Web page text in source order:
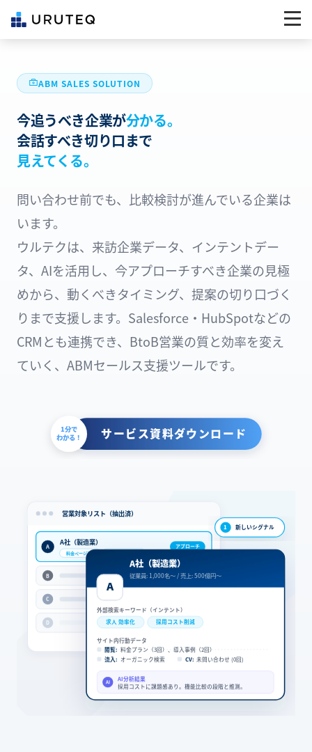
ABM SALES SOLUTION
今追うべき企業が分かる。
会話すべき切り口まで
見えてくる。
問い合わせ前でも、比較検討が進んでいる企業は
います。
ウルテクは、来訪企業データ、インテントデー
タ、AIを活用し、今アプローチすべき企業の見極
めから、動くべきタイミング、提案の切り口づく
りまで支援します。Salesforce・HubSpotなどの
CRMとも連携でき、BtoB営業の質と効率を変え
ていく、ABMセールス支援ツールです。
サービス資料ダウンロード
1分で
わかる！
営業対象リスト（抽出済）
A A社（製造業）
料金ページ3回
アプローチ
B
C
D
A
A社（製造業）
従業員: 1,000名〜 / 売上: 500億円〜
外部検索キーワード（インテント）
求人 効率化
採用コスト削減
サイト内行動データ
閲覧: 料金プラン（3回）、導入事例（2回）
流入: オーガニック検索 CV: 未問い合わせ (0回)
AI AI分析結果
採用コストに課題感あり。機能比較の段階と推測。
1 新しいシグナル